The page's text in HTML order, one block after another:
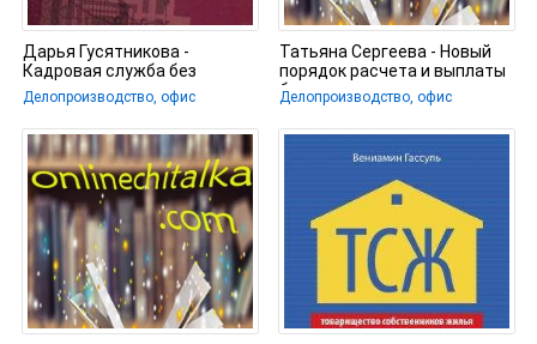
Дарья Гусятникова -
Кадровая служба без
кадровика
Делопроизводство, офис
Татьяна Сергеева - Новый
порядок расчета и выплаты
больничных
Делопроизводство, офис